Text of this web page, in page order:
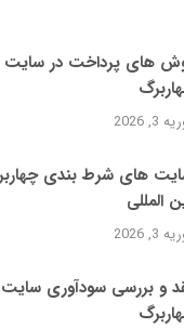
های پرداخت در
3, 2026
های شرط بندی
المللی
3, 2026
و بررسی سودآوری